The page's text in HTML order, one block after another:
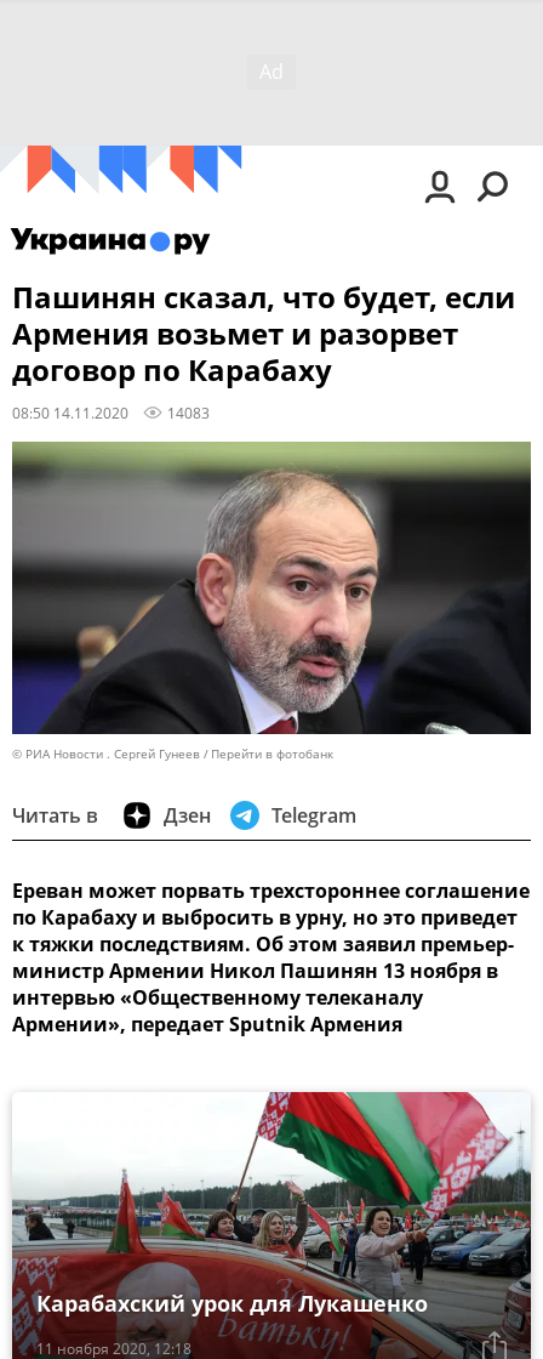
Пашинян сказал, что будет, если
Армения возьмет и разорвет
договор по Карабаху
08:50 14.11.2020 14083
© РИА Новости . Сергей Гунеев Перейти в фотобанк
Читать в Дзен Telegram
Ереван может порвать трехстороннее соглашение
по Карабаху и выбросить в урну, но это приведет
к тяжки последствиям. Об этом заявил премьер-
министр Армении Никол Пашинян 13 ноября в
интервью «Общественному телеканалу
Армении», передает Sputnik Армения
11 ноября 2020, 12:18
Карабахский урок для Лукашенко